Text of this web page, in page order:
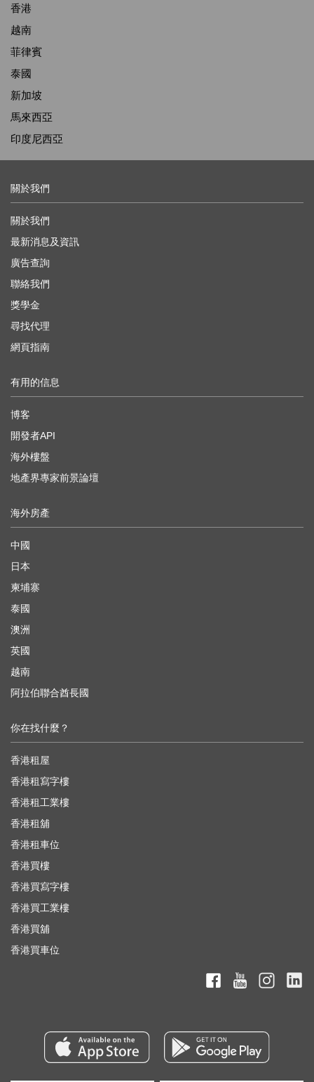
香港
越南
菲律賓
泰國
新加坡
馬來西亞
印度尼西亞
關於我們
關於我們
最新消息及資訊
廣告查詢
聯絡我們
獎學金
尋找代理
網頁指南
有用的信息
博客
開發者API
海外樓盤
地產界專家前景論壇
海外房產
中國
日本
柬埔寨
泰國
澳洲
英國
越南
阿拉伯聯合酋長國
你在找什麼？
香港租屋
香港租寫字樓
香港租工業樓
香港租舖
香港租車位
香港買樓
香港買寫字樓
香港買工業樓
香港買舖
香港買車位